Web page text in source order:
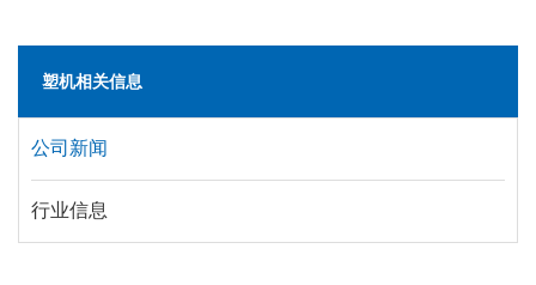
塑机相关信息
公司新闻
行业信息